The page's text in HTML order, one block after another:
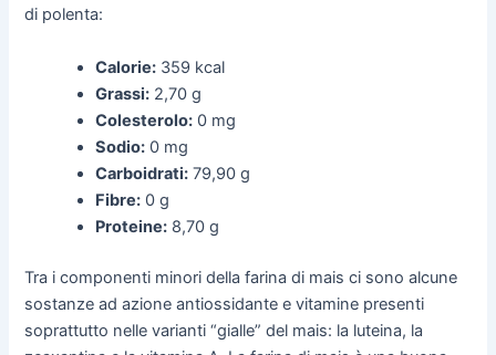
di polenta:
Calorie: 359 kcal
Grassi: 2,70 g
Colesterolo: 0 mg
Sodio: 0 mg
Carboidrati: 79,90 g
Fibre: 0 g
Proteine: 8,70 g
Tra i componenti minori della farina di mais ci sono alcune
sostanze ad azione antiossidante e vitamine presenti
soprattutto nelle varianti “gialle” del mais: la luteina, la